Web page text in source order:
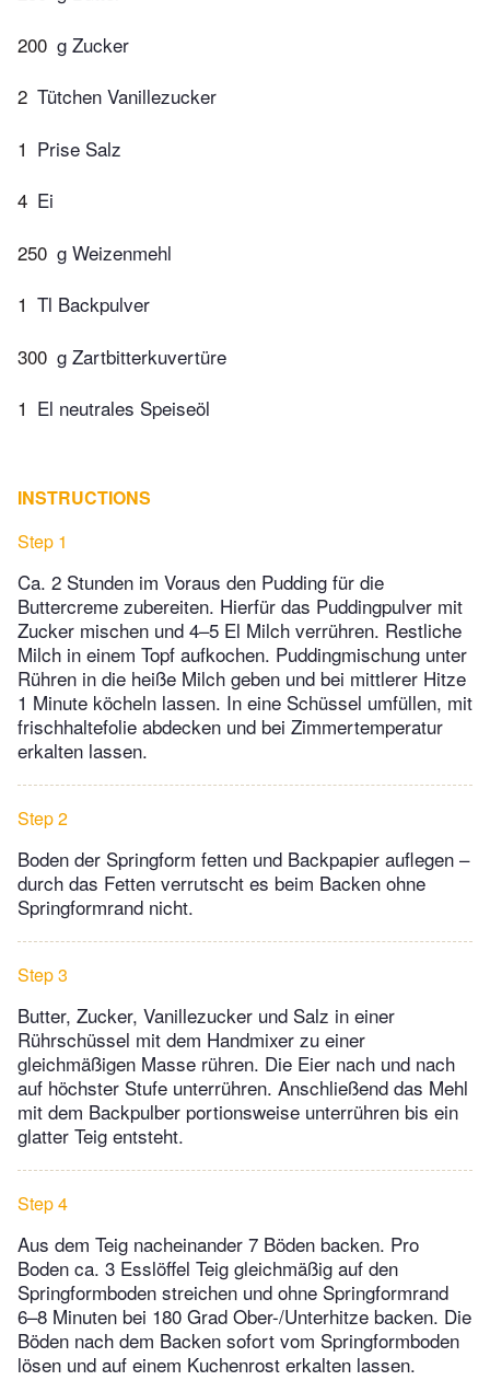
200 g Zucker
2 Tütchen Vanillezucker
1 Prise Salz
4 Ei
250 g Weizenmehl
1 Tl Backpulver
300 g Zartbitterkuvertüre
1 El neutrales Speiseöl
INSTRUCTIONS
Step 1
Ca. 2 Stunden im Voraus den Pudding für die
Buttercreme zubereiten. Hierfür das Puddingpulver mit
Zucker mischen und 4–5 El Milch verrühren. Restliche
Milch in einem Topf aufkochen. Puddingmischung unter
Rühren in die heiße Milch geben und bei mittlerer Hitze
1 Minute köcheln lassen. In eine Schüssel umfüllen, mit
frischhaltefolie abdecken und bei Zimmertemperatur
erkalten lassen.
Step 2
Boden der Springform fetten und Backpapier auflegen –
durch das Fetten verrutscht es beim Backen ohne
Springformrand nicht.
Step 3
Butter, Zucker, Vanillezucker und Salz in einer
Rührschüssel mit dem Handmixer zu einer
gleichmäßigen Masse rühren. Die Eier nach und nach
auf höchster Stufe unterrühren. Anschließend das Mehl
mit dem Backpulber portionsweise unterrühren bis ein
glatter Teig entsteht.
Step 4
Aus dem Teig nacheinander 7 Böden backen. Pro
Boden ca. 3 Esslöffel Teig gleichmäßig auf den
Springformboden streichen und ohne Springformrand
6–8 Minuten bei 180 Grad Ober-/Unterhitze backen. Die
Böden nach dem Backen sofort vom Springformboden
lösen und auf einem Kuchenrost erkalten lassen.